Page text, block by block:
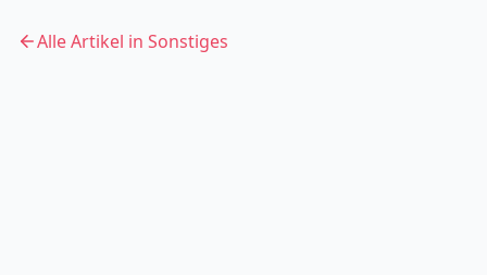
Alle Artikel in Sonstiges